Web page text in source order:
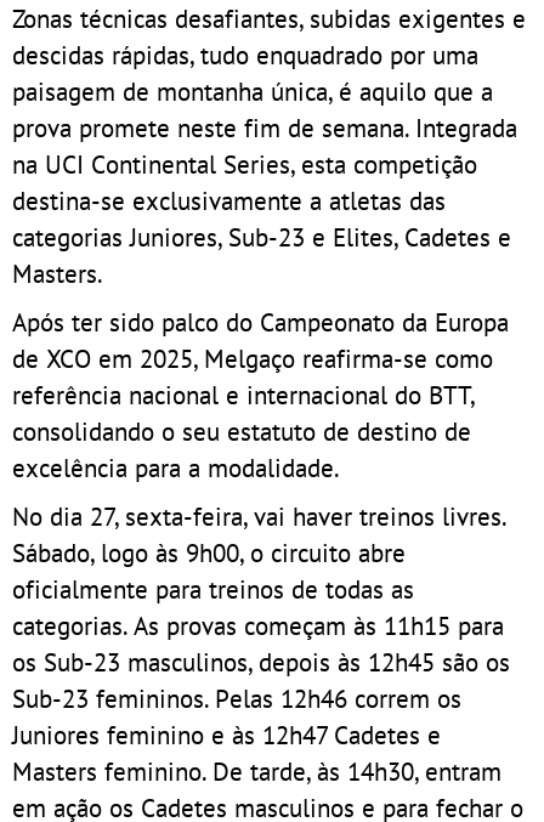
Zonas técnicas desafiantes, subidas exigentes e
descidas rápidas, tudo enquadrado por uma
paisagem de montanha única, é aquilo que a
prova promete neste fim de semana. Integrada
na UCI Continental Series, esta competição
destina-se exclusivamente a atletas das
categorias Juniores, Sub-23 e Elites, Cadetes e
Masters.
Após ter sido palco do Campeonato da Europa
de XCO em 2025, Melgaço reafirma-se como
referência nacional e internacional do BTT,
consolidando o seu estatuto de destino de
excelência para a modalidade.
No dia 27, sexta-feira, vai haver treinos livres.
Sábado, logo às 9h00, o circuito abre
oficialmente para treinos de todas as
categorias. As provas começam às 11h15 para
os Sub-23 masculinos, depois às 12h45 são os
Sub-23 femininos. Pelas 12h46 correm os
Juniores feminino e às 12h47 Cadetes e
Masters feminino. De tarde, às 14h30, entram
em ação os Cadetes masculinos e para fechar o